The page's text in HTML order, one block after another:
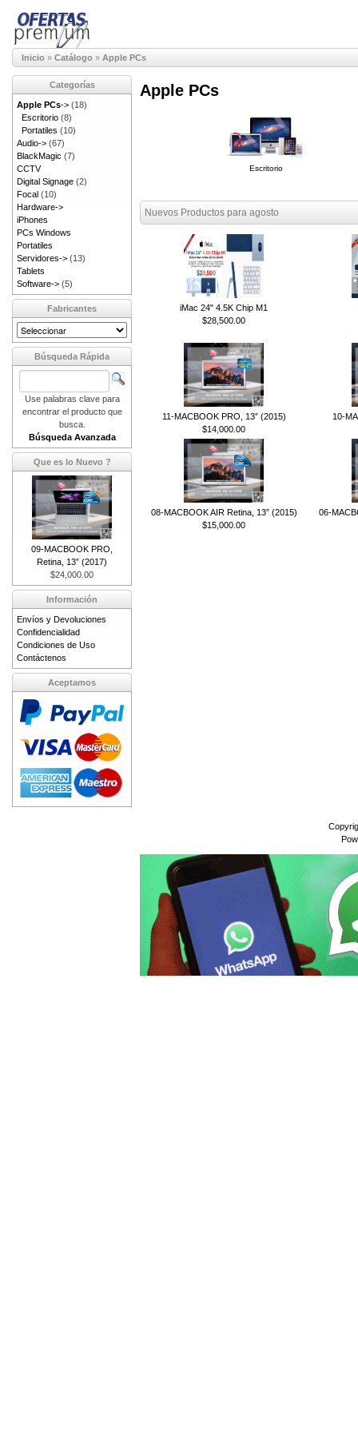
Inicio » Catálogo » Apple PCs
Apple PCs
Escritorio
Nuevos Productos para agosto
iMac 24" 4.5K Chip M1
$28,500.00
11-MACBOOK PRO, 13” (2015)
$14,000.00
10-
08-MACBOOK AIR Retina, 13” (2015)
$15,000.00
06-
Categorías
Apple PCs-> (18)
Escritorio (8)
Portatiles (10)
Audio-> (67)
BlackMagic (7)
CCTV
Digital Signage (2)
Focal (10)
Hardware->
iPhones
PCs Windows
Portatiles
Servidores-> (13)
Tablets
Software-> (5)
Fabricantes
Búsqueda Rápida
Use palabras clave para
encontrar el producto que
busca.
Búsqueda Avanzada
Que es lo Nuevo ?
09-MACBOOK PRO,
Retina, 13” (2017)
$24,000.00
Información
Envíos y Devoluciones
Confidencialidad
Condiciones de Uso
Contáctenos
Aceptamos